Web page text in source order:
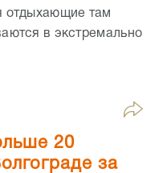
отдыхающие там
в экстремально
20
за